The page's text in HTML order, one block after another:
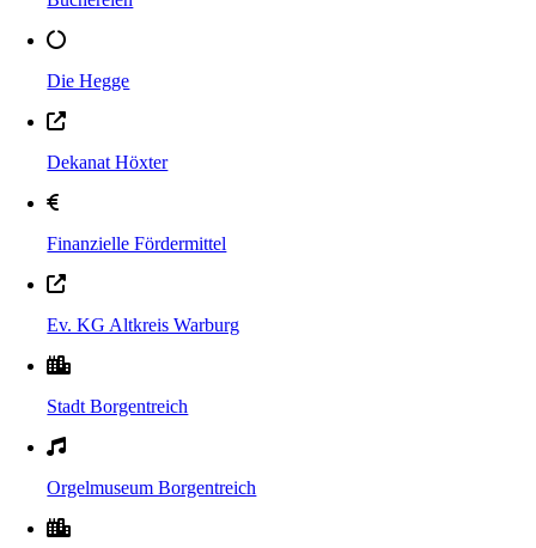
Die Hegge
Dekanat Höxter
Finanzielle Fördermittel
Ev. KG Altkreis Warburg
Stadt Borgentreich
Orgelmuseum Borgentreich